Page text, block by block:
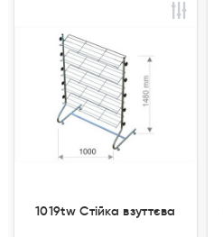
1019tw Стійка взуттєва